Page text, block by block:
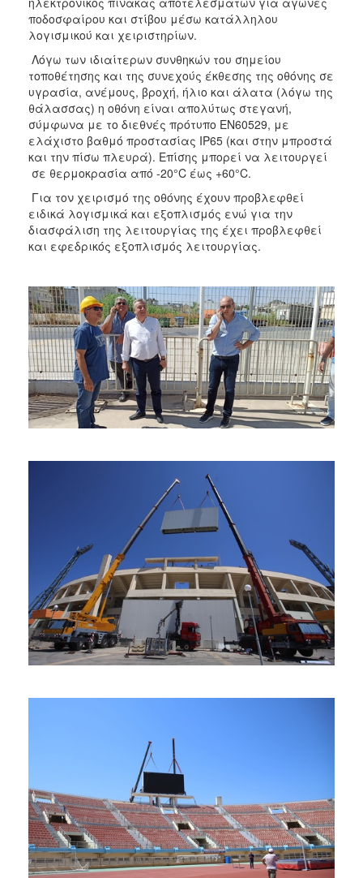
ποδοσφαίρου και στίβου μέσω κατάλληλου
λογισμικού και χειριστηρίων.
Λόγω των ιδιαίτερων συνθηκών του σημείου
τοποθέτησης και της συνεχούς έκθεσης της οθόνης σε
υγρασία, ανέμους, βροχή, ήλιο και άλατα (λόγω της
θάλασσας) η οθόνη είναι απολύτως στεγανή,
σύμφωνα με το διεθνές πρότυπο EN60529, με
ελάχιστο βαθμό προστασίας IP65 (και στην μπροστά
και την πίσω πλευρά). Επίσης μπορεί να λειτουργεί
σε θερμοκρασία από -20°C έως +60°C.
Για τον χειρισμό της οθόνης έχουν προβλεφθεί
ειδικά λογισμικά και εξοπλισμός ενώ για την
διασφάλιση της λειτουργίας της έχει προβλεφθεί
και εφεδρικός εξοπλισμός λειτουργίας.